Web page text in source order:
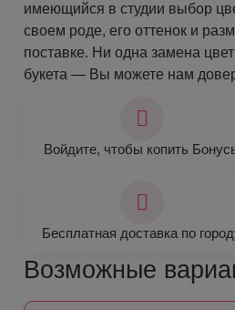
имеющийся в студии выбор
своем роде, его оттенок и
поставке. Ни одна замена
букета — Вы можете нам
Войдите, чтобы копить
Бесплатная доставка по
Возможные